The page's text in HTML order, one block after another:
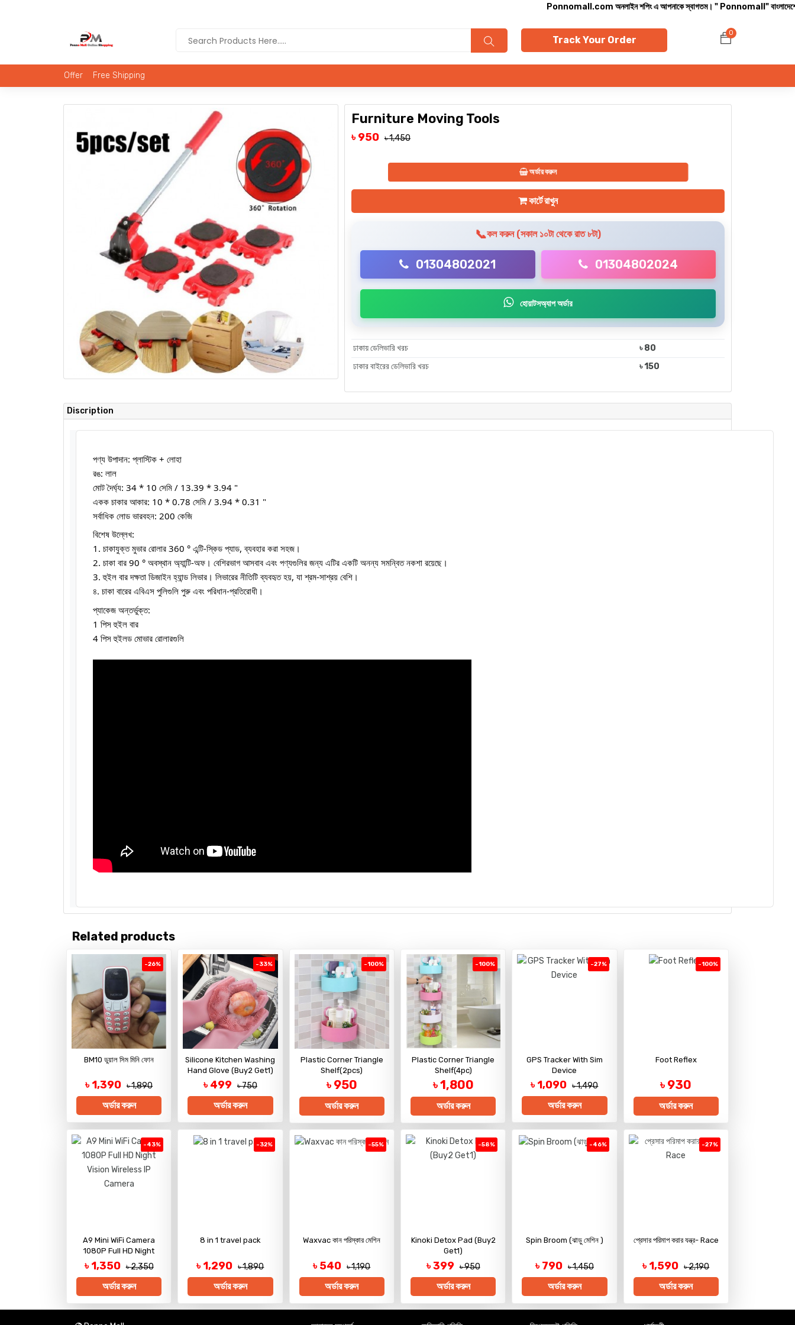
Ponnomall.com অনলাইন শপিং এ আপনাকে স্বাগতম। " Ponnomall" বাংলাদেশের সবচেয়ে
Track Your Order
0
Offer Free Shipping
Furniture Moving Tools
৳ 950 ৳ 1,450
অর্ডার করুন
কার্টে রাখুন
📞কল করুন (সকাল ১০টা থেকে রাত ৮টা)
01304802021 01304802024
হোয়াটসঅ্যাপ অর্ডার
ঢাকায় ডেলিভারি খরচ
৳ 80
ঢাকার বাইরের ডেলিভারি খরচ
৳ 150
Discription
পণ্য উপাদান: প্লাস্টিক + লোহা
রঙ: লাল
মোট দৈর্ঘ্য: 34 * 10 সেমি / 13.39 * 3.94 "
একক চাকার আকার: 10 * 0.78 সেমি / 3.94 * 0.31 "
সর্বাধিক লোড ভারবহন: 200 কেজি
বিশেষ উল্লেখ:
1. চাকাযুক্ত মুভার রোলার 360 ° এন্টি-স্কিড প্যাড, ব্যবহার করা সহজ।
2. চাকা বার 90 ° অবস্থান অ্যান্টি-অফ। বেশিরভাগ আসবাব এবং পণ্যগুলির জন্য এটির একটি অনন্য সমন্বিত নকশা রয়েছে।
3. হুইল বার দক্ষতা ডিজাইন হ্যান্ড লিভার। লিভারের নীতিটি ব্যবহৃত হয়, যা শ্রম-সাশ্রয় বেশি।
৪. চাকা বারের এবিএস পুলিগুলি পুরু এবং পরিধান-প্রতিরোধী।
প্যাকেজ অন্তর্ভুক্ত:
1 পিস হুইল বার
4 পিস হুইলড মোভার রোলারগুলি
Related products
-26%
BM10 ডুয়াল সিম মিনি ফোন
৳ 1,390 ৳ 1,890
অর্ডার করুন
-33%
Silicone Kitchen Washing
Hand Glove (Buy2 Get1)
৳ 499 ৳ 750
অর্ডার করুন
-100%
Plastic Corner Triangle
Shelf(2pcs)
৳ 950
অর্ডার করুন
-100%
Plastic Corner Triangle
Shelf(4pc)
৳ 1,800
অর্ডার করুন
-27%
GPS Tracker With Sim
Device
৳ 1,090 ৳ 1,490
অর্ডার করুন
-100%
Foot Reflex
৳ 930
অর্ডার করুন
-43%
A9 Mini WiFi Camera
1080P Full HD Night
Vision Wireless IP Camera
৳ 1,350 ৳ 2,350
অর্ডার করুন
-32%
8 in 1 travel pack
৳ 1,290 ৳ 1,890
অর্ডার করুন
-55%
Waxvac কান পরিস্কার মেশিন
৳ 540 ৳ 1,190
অর্ডার করুন
-58%
Kinoki Detox Pad (Buy2
Get1)
৳ 399 ৳ 950
অর্ডার করুন
-46%
Spin Broom (ঝাড়ু মেশিন )
৳ 790 ৳ 1,450
অর্ডার করুন
-27%
প্রেসার পরিমাপ করার যন্ত্র- Race
৳ 1,590 ৳ 2,190
অর্ডার করুন